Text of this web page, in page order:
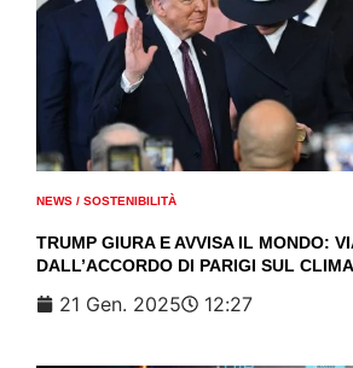
NEWS / SOSTENIBILITÀ
TRUMP GIURA E AVVISA IL MONDO:
DALL’ACCORDO DI PARIGI SUL CLIMA
21 Gen. 2025 12:27